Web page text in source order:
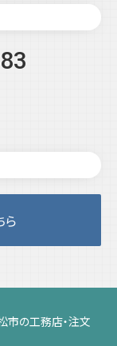
ら
の工務店・注文